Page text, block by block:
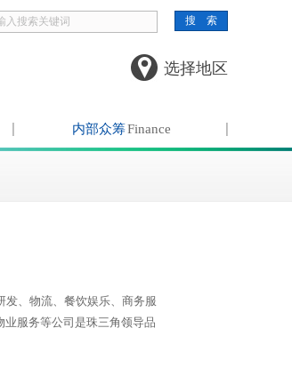
选择地区
内部众筹Finance
发、物流、餐饮娱乐、商务服
服务等公司是珠三角领导品